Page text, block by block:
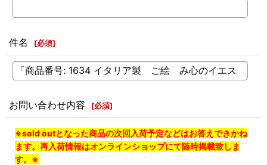
件名 [必須]
お問い合わせ内容 [必須]
※sold outとなった商品の次回入荷予定などはお答えできかね
ます。再入荷情報はオンラインショップにて随時掲載致しま
す。※